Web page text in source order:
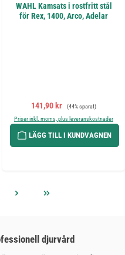
WAHL Kamsats i rostfritt stål
för Rex, 1400, Arco, Adelar
Försäljningspris:
141,90 kr Ordinarie pris:
(44% sparat)
Priser inkl. moms, plus leveranskostnader
LÄGG TILL I KUNDVAGNEN
djurvård